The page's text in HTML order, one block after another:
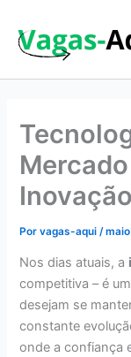
para
Inovação
Porvagas-aqui/
Nos dias atuais, a
competitiva – é
desejam se
constante
onde a confiança